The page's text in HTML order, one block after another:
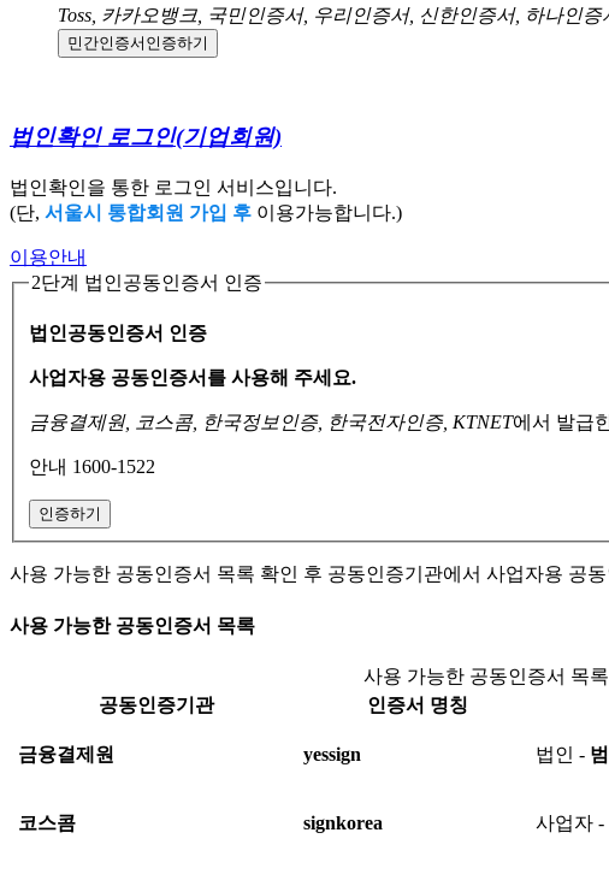
Toss, 카카오뱅크, 국민인증서, 우리인증서, 신한인증서, 하나인증
민간인증서 인증하기
법인확인 로그인(기업회원)
법인확인을 통한 로그인 서비스입니다.
(단, 서울시 통합회원 가입 후 이용가능합니다.)
이용안내
2단계 법인공동인증서 인증
법인공동인증서 인증
사업자용 공동인증서를 사용해 주세요.
금융결제원, 코스콤, 한국정보인증, 한국전자인증, KTNET에서 발급
안내 1600-1522
인증하기
사용 가능한 공동인증서 목록 확인 후 공동인증기관에서 사업자용 공
사용 가능한 공동인증서 목록
사용 가능한 공동인증서 목
공동인증기관
인증서 명칭
금융결제원 yessign 법인 -
코스콤 signkorea 사업자 -